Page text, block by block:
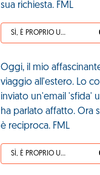
sua richiesta. FML
SÌ, È PROPRIO UNA VDM!
Oggi, il mio
viaggio all'estero. Lo
inviato un'email 'sfida'
ha parlato affatto. Ora
è reciproca. FML
SÌ, È PROPRIO UNA VDM!